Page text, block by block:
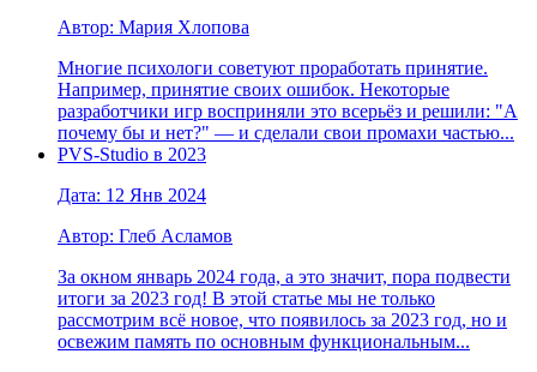
Автор: Мария Хлопова
Многие психологи советуют проработать принятие.
Например, принятие своих ошибок. Некоторые
разработчики игр восприняли это всерьёз и решили: "А
почему бы и нет?" — и сделали свои промахи частью...
PVS-Studio в 2023
Дата: 12 Янв 2024
Автор: Глеб Асламов
За окном январь 2024 года, а это значит, пора подвести
итоги за 2023 год! В этой статье мы не только
рассмотрим всё новое, что появилось за 2023 год, но и
освежим память по основным функциональным...